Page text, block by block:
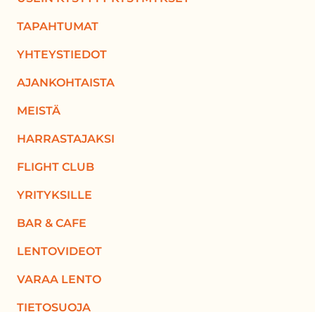
TAPAHTUMAT
YHTEYSTIEDOT
AJANKOHTAISTA
MEISTÄ
HARRASTAJAKSI
FLIGHT CLUB
YRITYKSILLE
BAR & CAFE
LENTOVIDEOT
VARAA LENTO
TIETOSUOJA